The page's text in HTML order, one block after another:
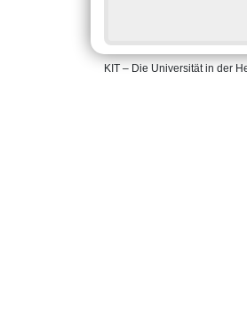
KIT – Die Universität in der